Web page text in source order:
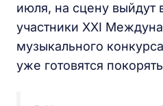
июля, на сцену выйдут
участники XXI
музыкального
уже готовятся